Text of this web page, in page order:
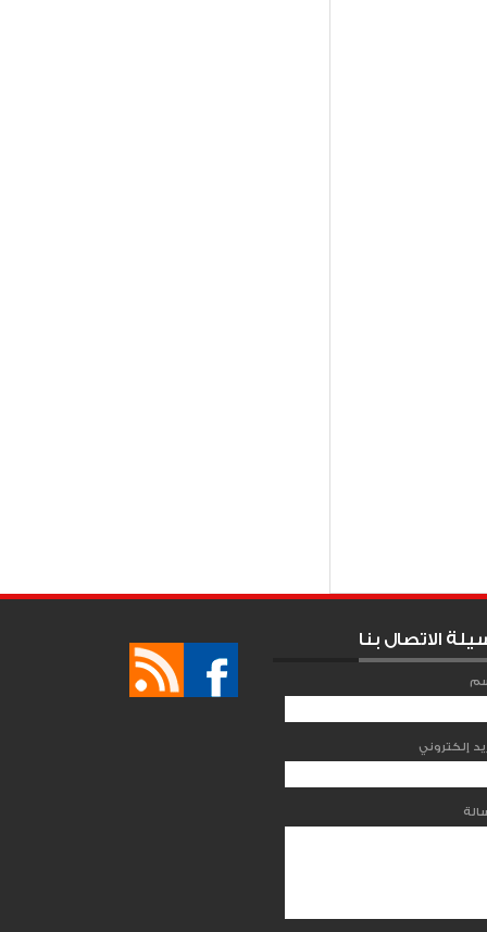
الاتصال بنا